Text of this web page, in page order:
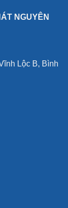
NGUYÊN
Lộc B, Bình